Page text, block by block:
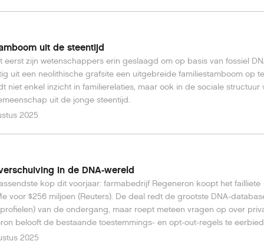
uit de steentijd
eerst zijn wetenschappers erin geslaagd om op basis van fossiel
uit een neolithische grafsite een uitgebreide familiestamboom op
niet enkel inzicht in familierelaties, maar ook in de sociale structuur
uit de jonge steentijd.
2025
in de DNA-wereld
kop dit voorjaar: farmabedrijf Regeneron koopt het failliete
voor $256 miljoen (Reuters). De deal redt de grootste DNA-
van de ondergang, maar roept meteen vragen op over
belooft de bestaande toestemmings- en opt-out-regels te
gerechts­toezichthouder op de vingers.
2025